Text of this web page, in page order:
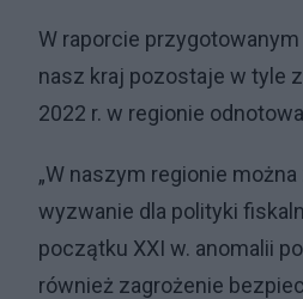
W raporcie
nasz kraj pozostaje w tyle
2022 r. w regionie
„W naszym regionie
wyzwanie dla polityki
początku XXI w. anomalii
również zagrożenie